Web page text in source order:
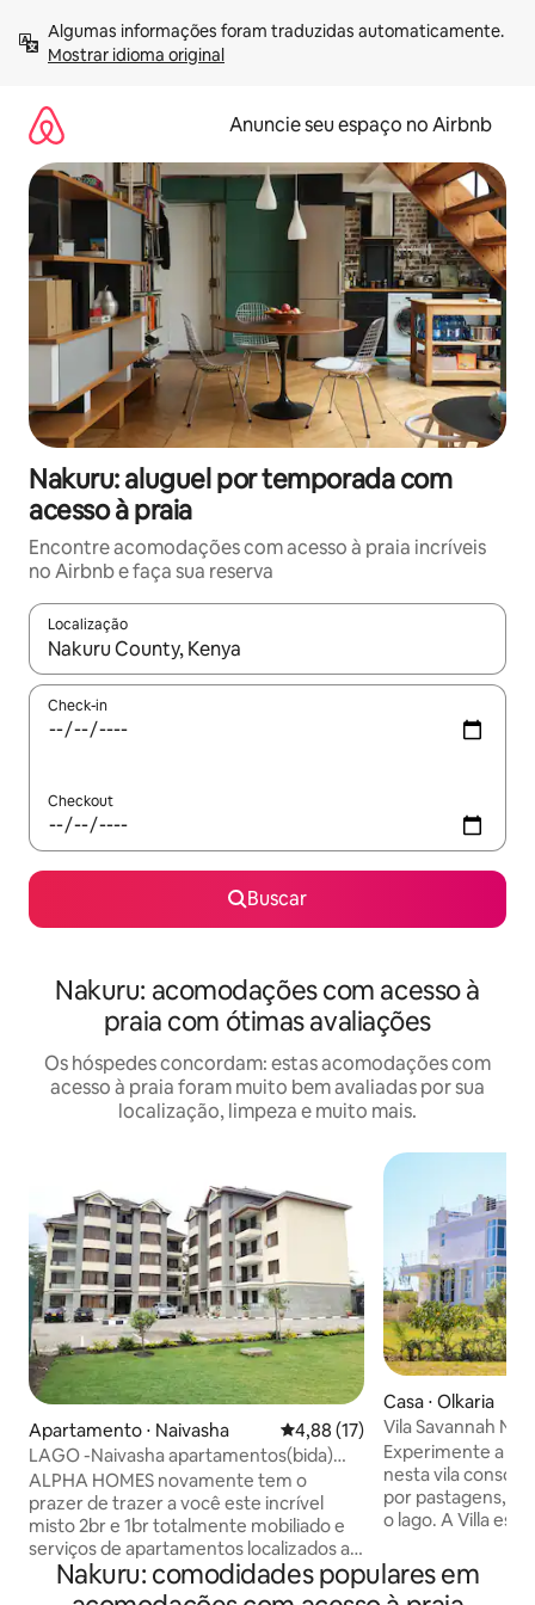
para
Mostrar idioma original
Anuncie seu espaço no Airbnb
Nakuru: aluguel por temporada com
acesso à praia
Encontre acomodações com acesso à praia incríveis
no Airbnb e faça sua reserva
Localização
Quando os resultados estiverem disponíveis, explore-os
Check-in
Checkout
Buscar
Nakuru: acomodações com acesso à
praia com ótimas avaliações
Os hóspedes concordam: estas acomodações com
acesso à praia foram muito bem avaliadas por sua
localização, limpeza e muito mais.
Apartamento ⋅ Naivasha 4,88 de uma avaliação média
4,88 (17)
LAGO -Naivasha apartamentos(bida)
[FN-07]
ALPHA HOMES novamente tem o
prazer de trazer a você este incrível
misto 2br e 1br totalmente mobiliado e
serviços de apartamentos localizados ao
longo do lago Naivasha moi-south. teste
totalmente mobiliado com acabamentos
Casa ⋅ Olkaria
Vila Savannah
Road
Experimente a
nesta vila
por pastagens,
o lago. A Villa
a apenas 2 km da
South. Este é o
Nakuru: comodidades populares em